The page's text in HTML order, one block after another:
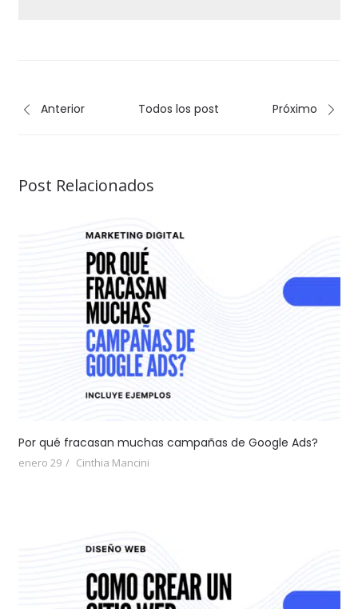
Anterior Todos los post Próximo
Post Relacionados
Por qué fracasan muchas campañas de Google Ads?
enero 29 Cinthia Mancini